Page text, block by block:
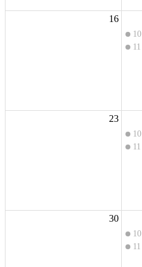
16
10
11
23
10
11
30
10
11